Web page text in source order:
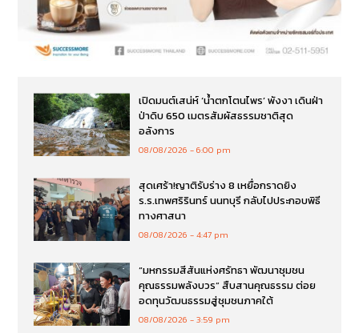
เปิดมนต์เสน่ห์ ‘น้ำตกโตนไพร’ พังงา เดินฝ่า
ป่าดิบ 650 เมตรสัมผัสธรรมชาติสุด
อลังการ
08/08/2026 6:00 pm
สุดเศร้า!ญาติรับร่าง 8 เหยื่อกราดยิง
ร.ร.เทพศริรินทร์ นนทบุรี กลับไปประกอบพิธี
ทางศาสนา
08/08/2026 4:47 pm
“มหกรรมสีสันแห่งศรัทธา พัฒนาชุมชน
คุณธรรมพลังบวร” สืบสานคุณธรรม ต่อย
อดทุนวัฒนธรรมสู่ชุมชนภาคใต้
08/08/2026 3:59 pm